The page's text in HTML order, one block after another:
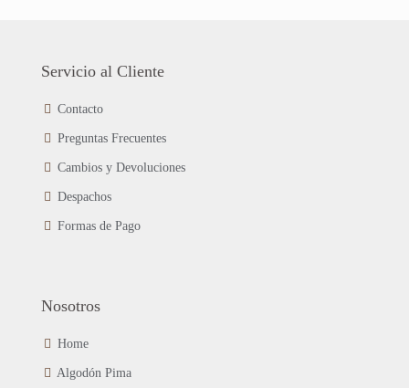
producto
opciones
elegir
producto
Servicio al Cliente
Contacto
Preguntas Frecuentes
Cambios y Devoluciones
Despachos
Formas de Pago
Nosotros
Home
Algodón Pima